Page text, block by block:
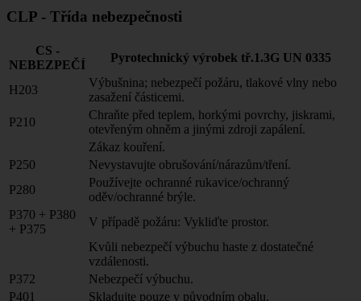
CLP - Třída nebezpečnosti
CS -
NEBEZPEČÍ
Pyrotechnický výrobek tř.1.3G UN 0335
H203
Výbušnina; nebezpečí požáru, tlakové vlny nebo
zasažení částicemi.
P210
Chraňte před teplem, horkými povrchy, jiskrami,
otevřeným ohněm a jinými zdroji zapálení.
Zákaz kouření.
P250
Nevystavujte obrušování/nárazům/tření.
P280
Používejte ochranné rukavice/ochranný
oděv/ochranné brýle.
P370 + P380
+ P375
V případě požáru: Vykliďte prostor.
Kvůli nebezpečí výbuchu haste z dostatečné
vzdálenosti.
P372
Nebezpečí výbuchu.
P401
Skladujte pouze v původním obalu.